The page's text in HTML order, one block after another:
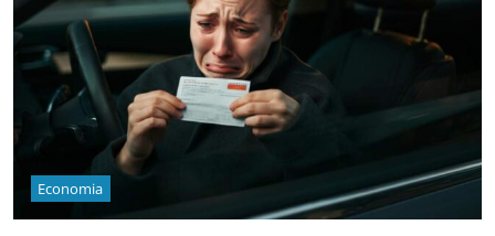
Economia